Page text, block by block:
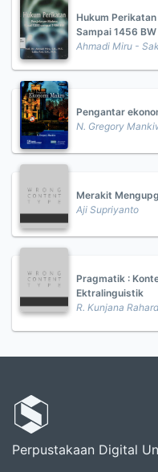
Hukum
Sampai 1456 BW
Ahmadi Miru -
Pengantar
N. Gregory
Merakit
Aji Supriyanto
Pragmatik :
Ektralinguistik
R. Kunjana
Perpustakaan Digital